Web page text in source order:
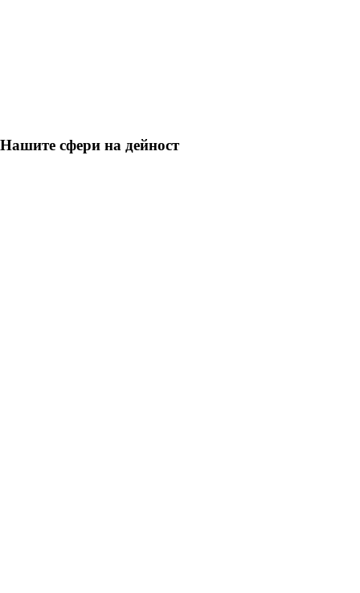
Нашите сфери на дейност